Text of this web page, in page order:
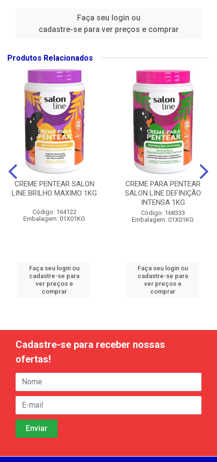
Faça seu login ou
cadastre-se para ver preços e comprar
Produtos Relacionados
CREME PENTEAR SALON
LINE BRILHO MAXIMO 1KG
Código: 164122
Embalagem: 01X01KG
Faça seu login ou
cadastre-se para
ver preços e
comprar
CREME PARA PENTEAR
SALON LINE DEFINIÇÃO
INTENSA 1KG
Código: 168333
Embalagem: 01X01KG
Faça seu login ou
cadastre-se para
ver preços e
comprar
Cadastre-se para receber nossas
ofertas!